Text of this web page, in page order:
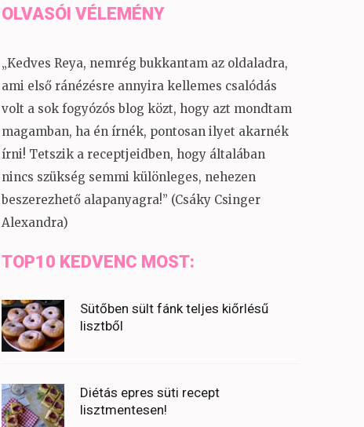
OLVASÓI VÉLEMÉNY
„Kedves Reya, nemrég bukkantam az oldaladra,
ami első ránézésre annyira kellemes csalódás
volt a sok fogyózós blog közt, hogy azt mondtam
magamban, ha én írnék, pontosan ilyet akarnék
írni! Tetszik a receptjeidben, hogy általában
nincs szükség semmi különleges, nehezen
beszerezhető alapanyagra!” (Csáky Csinger
Alexandra)
TOP10 KEDVENC MOST:
Sütőben sült fánk teljes kiőrlésű
lisztből
Diétás epres süti recept
lisztmentesen!